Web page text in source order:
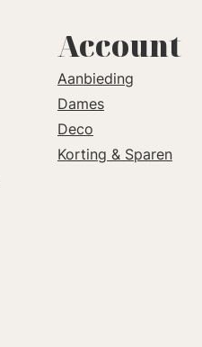
Account
Aanbieding
Dames
Deco
Korting & Sparen